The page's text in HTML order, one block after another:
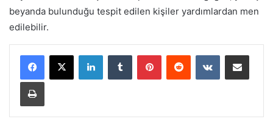
beyanda bulunduğu tespit edilen kişiler yardımlardan men
edilebilir.
LinkedInTumblr PinterestReddit VKontakteE-Posta ile paylaş
Yazdır